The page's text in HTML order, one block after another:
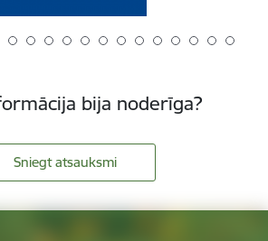
bija noderīga?
Sniegt atsauksmi